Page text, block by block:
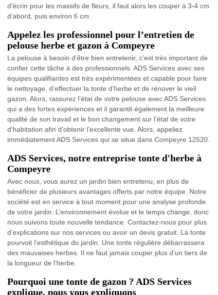
d’écrin pour les massifs de fleurs, il faut alors les couper à 3-4 cm
d’abord, puis environ 6 cm.
Appelez les professionnel pour l’entretien de
pelouse herbe et gazon à Compeyre
La pelouse à besoin d’être bien entretenir, c’est très important de
confier cette tâche à des professionnels. ADS Services avec ses
équipes qualifiantes est très expérimentées et capable pour faire
le nettoyage, d’effectuer la tonte d’herbe et de rénover le vieil
gazon. Alors, rassurez l’état de votre pelouse avec ADS Services
qui a des fortes expériences et il garantit également la meilleure
qualité de son travail et le bon changement sur l’état de votre
d’habitation afin d’obtenir l’excellente vue. Alors, appeliez
immédiatement ADS Services qui se situe dans Compeyre 12520.
ADS Services, notre entreprise tonte d'herbe à
Compeyre
Avec nous, vous aurez un jardin bien entretenu, en plus de
bénéficier de plusieurs avantages offerts par notre équipe. Notre
société est en service à tout moment pour une analyse profonde
de votre jardin. L’environnement évolue et le temps change, donc
nous suivons toute nouvelle tendance. Contactez-nous pour plus
d’explications sur nos services ou avoir un devis gratuit. La tonte
pourvoit l’esthétique du jardin. Une tonte régulière débarrassera
des mauvaises herbes. Il ne faut jamais couper plus d’un tiers de
la longueur de l’herbe.
Pourquoi une tonte de gazon ? ADS Services
explique, nous vous expliquons